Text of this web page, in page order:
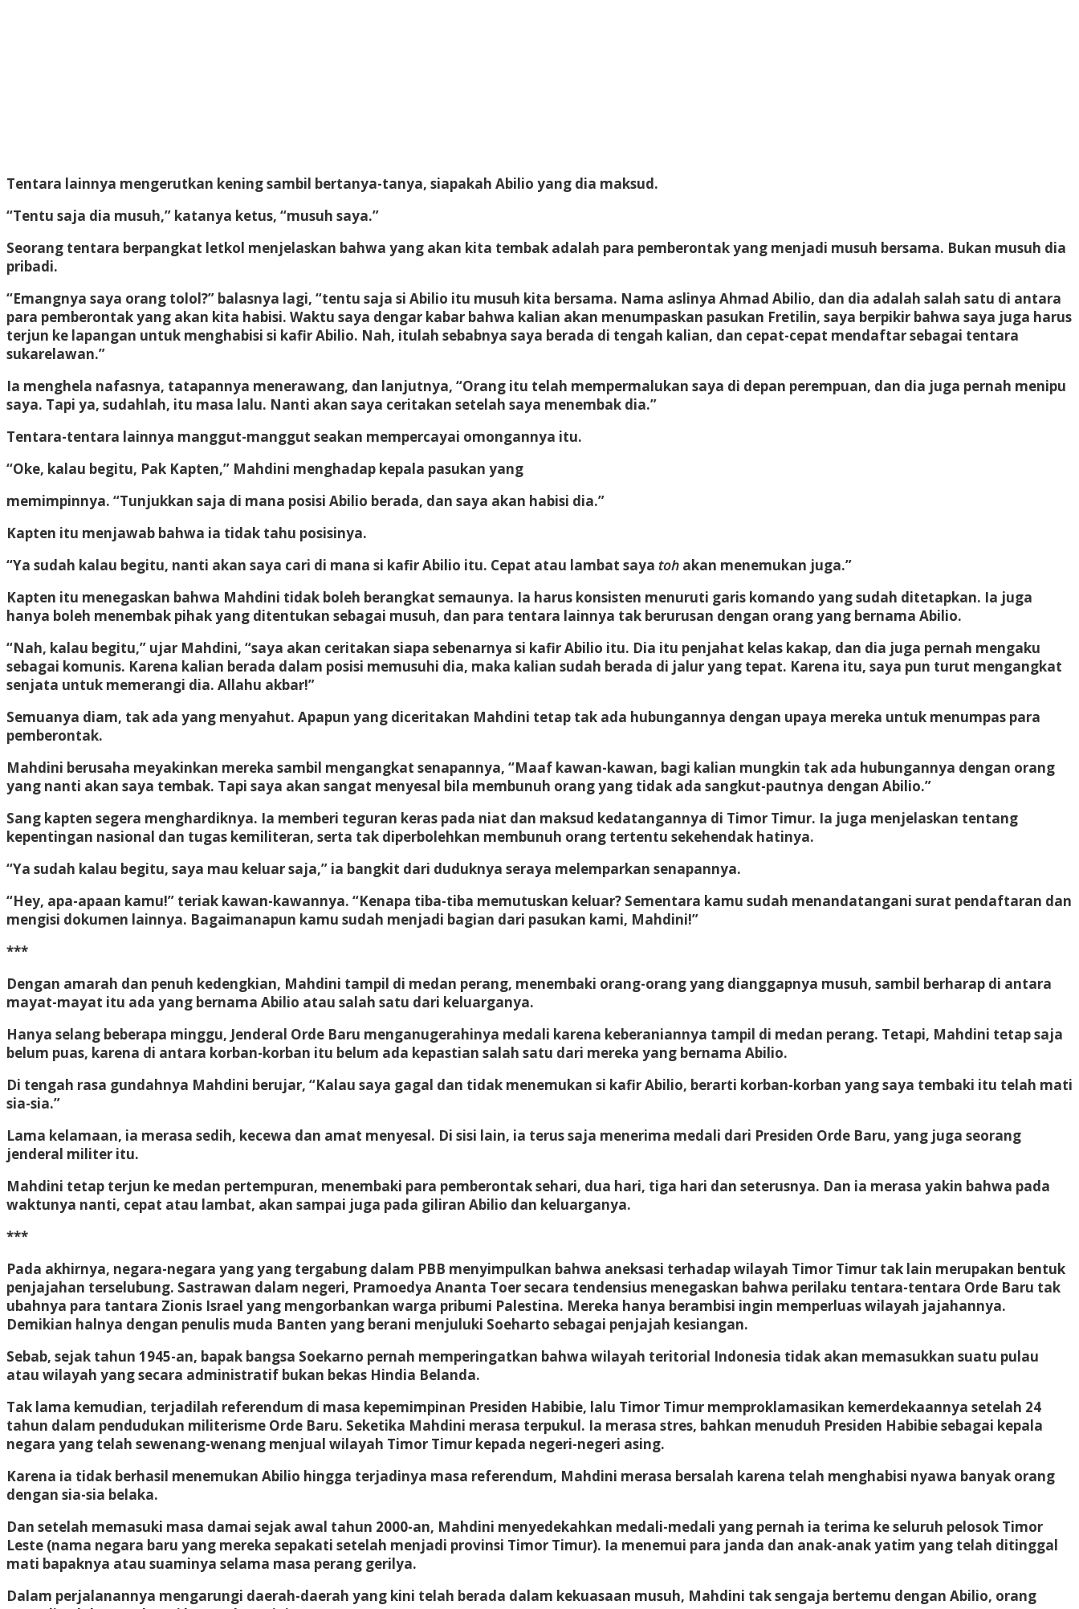
Tentara lainnya mengerutkan kening sambil bertanya-tanya, siapakah Abilio yang dia maksud.
“Tentu saja dia musuh,” katanya ketus, “musuh saya.”
Seorang tentara berpangkat letkol menjelaskan bahwa yang akan kita tembak adalah para pemberontak yang menjadi musuh bersama. Bukan musuh dia
pribadi.
“Emangnya saya orang tolol?” balasnya lagi, “tentu saja si Abilio itu musuh kita bersama. Nama aslinya Ahmad Abilio, dan dia adalah salah satu di antara
para pemberontak yang akan kita habisi. Waktu saya dengar kabar bahwa kalian akan menumpaskan pasukan Fretilin, saya berpikir bahwa saya juga harus
terjun ke lapangan untuk menghabisi si kafir Abilio. Nah, itulah sebabnya saya berada di tengah kalian, dan cepat-cepat mendaftar sebagai tentara
sukarelawan.”
Ia menghela nafasnya, tatapannya menerawang, dan lanjutnya, “Orang itu telah mempermalukan saya di depan perempuan, dan dia juga pernah menipu
saya. Tapi ya, sudahlah, itu masa lalu. Nanti akan saya ceritakan setelah saya menembak dia.”
Tentara-tentara lainnya manggut-manggut seakan mempercayai omongannya itu.
“Oke, kalau begitu, Pak Kapten,” Mahdini menghadap kepala pasukan yang
memimpinnya. “Tunjukkan saja di mana posisi Abilio berada, dan saya akan habisi dia.”
Kapten itu menjawab bahwa ia tidak tahu posisinya.
“Ya sudah kalau begitu, nanti akan saya cari di mana si kafir Abilio itu. Cepat atau lambat saya toh akan menemukan juga.”
Kapten itu menegaskan bahwa Mahdini tidak boleh berangkat semaunya. Ia harus konsisten menuruti garis komando yang sudah ditetapkan. Ia juga
hanya boleh menembak pihak yang ditentukan sebagai musuh, dan para tentara lainnya tak berurusan dengan orang yang bernama Abilio.
“Nah, kalau begitu,” ujar Mahdini, “saya akan ceritakan siapa sebenarnya si kafir Abilio itu. Dia itu penjahat kelas kakap, dan dia juga pernah mengaku
sebagai komunis. Karena kalian berada dalam posisi memusuhi dia, maka kalian sudah berada di jalur yang tepat. Karena itu, saya pun turut mengangkat
senjata untuk memerangi dia. Allahu akbar!”
Semuanya diam, tak ada yang menyahut. Apapun yang diceritakan Mahdini tetap tak ada hubungannya dengan upaya mereka untuk menumpas para
pemberontak.
Mahdini berusaha meyakinkan mereka sambil mengangkat senapannya, “Maaf kawan-kawan, bagi kalian mungkin tak ada hubungannya dengan orang
yang nanti akan saya tembak. Tapi saya akan sangat menyesal bila membunuh orang yang tidak ada sangkut-pautnya dengan Abilio.”
Sang kapten segera menghardiknya. Ia memberi teguran keras pada niat dan maksud kedatangannya di Timor Timur. Ia juga menjelaskan tentang
kepentingan nasional dan tugas kemiliteran, serta tak diperbolehkan membunuh orang tertentu sekehendak hatinya.
“Ya sudah kalau begitu, saya mau keluar saja,” ia bangkit dari duduknya seraya melemparkan senapannya.
“Hey, apa-apaan kamu!” teriak kawan-kawannya. “Kenapa tiba-tiba memutuskan keluar? Sementara kamu sudah menandatangani surat pendaftaran dan
mengisi dokumen lainnya. Bagaimanapun kamu sudah menjadi bagian dari pasukan kami, Mahdini!”
***
Dengan amarah dan penuh kedengkian, Mahdini tampil di medan perang, menembaki orang-orang yang dianggapnya musuh, sambil berharap di antara
mayat-mayat itu ada yang bernama Abilio atau salah satu dari keluarganya.
Hanya selang beberapa minggu, Jenderal Orde Baru menganugerahinya medali karena keberaniannya tampil di medan perang. Tetapi, Mahdini tetap saja
belum puas, karena di antara korban-korban itu belum ada kepastian salah satu dari mereka yang bernama Abilio.
Di tengah rasa gundahnya Mahdini berujar, “Kalau saya gagal dan tidak menemukan si kafir Abilio, berarti korban-korban yang saya tembaki itu telah mati
sia-sia.”
Lama kelamaan, ia merasa sedih, kecewa dan amat menyesal. Di sisi lain, ia terus saja menerima medali dari Presiden Orde Baru, yang juga seorang
jenderal militer itu.
Mahdini tetap terjun ke medan pertempuran, menembaki para pemberontak sehari, dua hari, tiga hari dan seterusnya. Dan ia merasa yakin bahwa pada
waktunya nanti, cepat atau lambat, akan sampai juga pada giliran Abilio dan keluarganya.
***
Pada akhirnya, negara-negara yang yang tergabung dalam PBB menyimpulkan bahwa aneksasi terhadap wilayah Timor Timur tak lain merupakan bentuk
penjajahan terselubung. Sastrawan dalam negeri, Pramoedya Ananta Toer secara tendensius menegaskan bahwa perilaku tentara-tentara Orde Baru tak
ubahnya para tantara Zionis Israel yang mengorbankan warga pribumi Palestina. Mereka hanya berambisi ingin memperluas wilayah jajahannya.
Demikian halnya dengan penulis muda Banten yang berani menjuluki Soeharto sebagai penjajah kesiangan.
Sebab, sejak tahun 1945-an, bapak bangsa Soekarno pernah memperingatkan bahwa wilayah teritorial Indonesia tidak akan memasukkan suatu pulau
atau wilayah yang secara administratif bukan bekas Hindia Belanda.
Tak lama kemudian, terjadilah referendum di masa kepemimpinan Presiden Habibie, lalu Timor Timur memproklamasikan kemerdekaannya setelah 24
tahun dalam pendudukan militerisme Orde Baru. Seketika Mahdini merasa terpukul. Ia merasa stres, bahkan menuduh Presiden Habibie sebagai kepala
negara yang telah sewenang-wenang menjual wilayah Timor Timur kepada negeri-negeri asing.
Karena ia tidak berhasil menemukan Abilio hingga terjadinya masa referendum, Mahdini merasa bersalah karena telah menghabisi nyawa banyak orang
dengan sia-sia belaka.
Dan setelah memasuki masa damai sejak awal tahun 2000-an, Mahdini menyedekahkan medali-medali yang pernah ia terima ke seluruh pelosok Timor
Leste (nama negara baru yang mereka sepakati setelah menjadi provinsi Timor Timur). Ia menemui para janda dan anak-anak yatim yang telah ditinggal
mati bapaknya atau suaminya selama masa perang gerilya.
Dalam perjalanannya mengarungi daerah-daerah yang kini telah berada dalam kekuasaan musuh, Mahdini tak sengaja bertemu dengan Abilio, orang